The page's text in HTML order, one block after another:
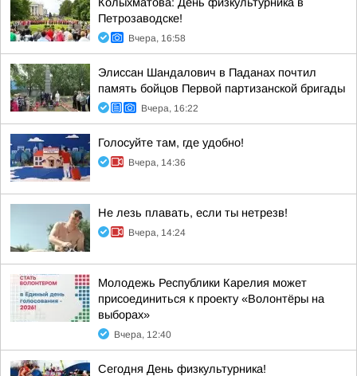
Петрозаводске!
Вчера, 16:58
Элиссан Шандалович в Паданах почтил
память бойцов Первой партизанской бригады
Вчера, 16:22
Голосуйте там, где удобно!
Вчера, 14:36
Не лезь плавать, если ты нетрезв!
Вчера, 14:24
Молодежь Республики Карелия может
присоединиться к проекту «Волонтёры на
выборах»
Вчера, 12:40
Сегодня День физкультурника!